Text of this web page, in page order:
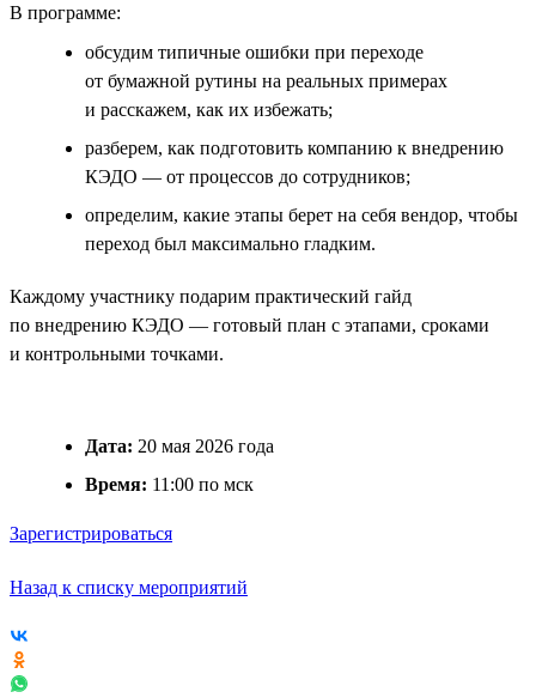
В программе:
обсудим типичные ошибки при переходе
от бумажной рутины на реальных примерах
и расскажем, как их избежать;
разберем, как подготовить компанию к внедрению
КЭДО — от процессов до сотрудников;
определим, какие этапы берет на себя вендор, чтобы
переход был максимально гладким.
Каждому участнику подарим практический гайд
по внедрению КЭДО — готовый план с этапами, сроками
и контрольными точками.
Дата: 20 мая 2026 года
Время: 11:00 по мск
Зарегистрироваться
Назад к списку мероприятий